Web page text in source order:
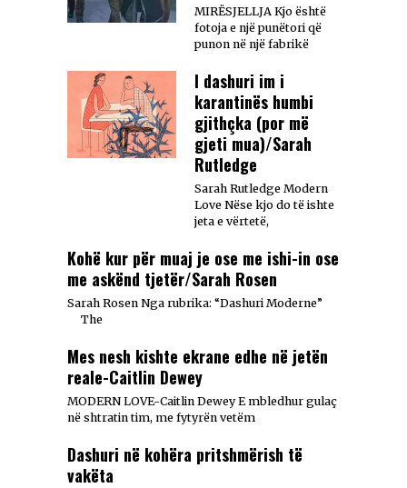
MIRËSJELLJA Kjo është
fotoja e një punëtori që
punon në një fabrikë
I dashuri im i
karantinës humbi
gjithçka (por më
gjeti mua)/Sarah
Rutledge
Sarah Rutledge Modern
Love Nëse kjo do të ishte
jeta e vërtetë,
Kohë kur për muaj je ose me ishi-in ose
me askënd tjetër/Sarah Rosen
Sarah Rosen Nga rubrika: “Dashuri Moderne”
The
Mes nesh kishte ekrane edhe në jetën
reale-Caitlin Dewey
MODERN LOVE-Caitlin Dewey E mbledhur gulaç
në shtratin tim, me fytyrën vetëm
Dashuri në kohëra pritshmërish të
vakëta